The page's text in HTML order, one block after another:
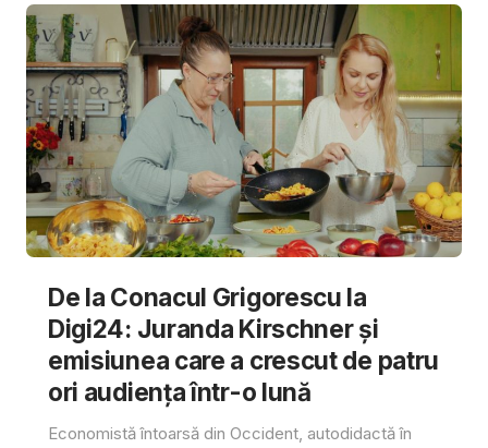
De la Conacul Grigorescu la
Digi24: Juranda Kirschner și
emisiunea care a crescut de patru
ori audiența într-o lună
Economistă întoarsă din Occident, autodidactă în